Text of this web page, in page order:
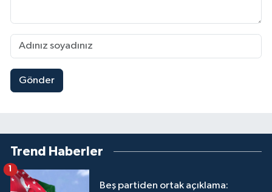
Gönder
Trend Haberler
Beş partiden ortak açıklama: